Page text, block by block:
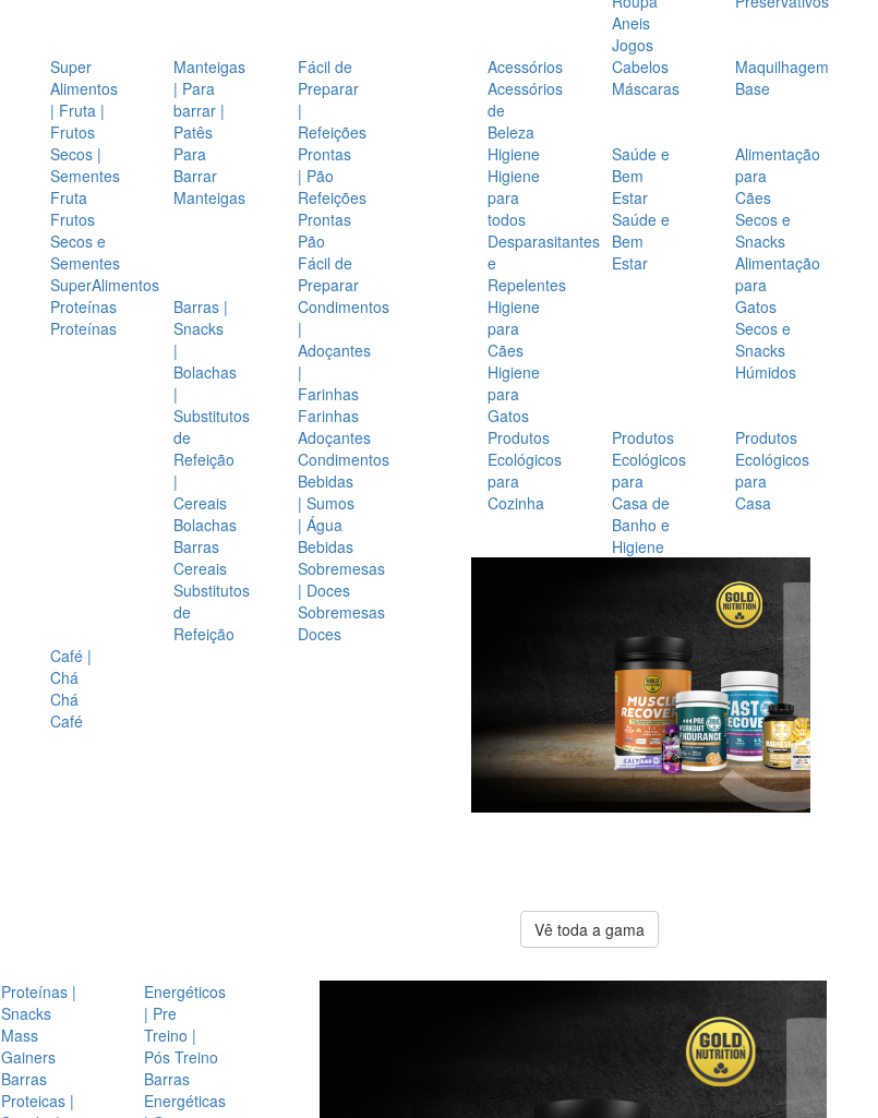
Aneis
Jogos
Super
Alimentos
| Fruta |
Frutos
Secos |
Sementes
Fruta
Frutos
Secos e
Sementes
SuperAlimentos
Manteigas
| Para
barrar |
Patês
Para
Barrar
Manteigas
Fácil de
Preparar
|
Refeições
Prontas
| Pão
Refeições
Prontas
Pão
Fácil de
Preparar
Proteínas
Proteínas
Barras |
Snacks
|
Bolachas
|
Substitutos
de
Refeição
|
Cereais
Bolachas
Barras
Cereais
Substitutos
de
Refeição
Condimentos
|
Adoçantes
|
Farinhas
Farinhas
Adoçantes
Condimentos
Bebidas
| Sumos
| Água
Bebidas
Sobremesas
| Doces
Sobremesas
Doces
Café |
Chá
Chá
Café
Acessórios
Acessórios
de
Beleza
Cabelos
Máscaras
Maquilhagem
Base
Higiene
Higiene
para
todos
Desparasitantes
e
Repelentes
Higiene
para
Cães
Higiene
para
Gatos
Saúde e
Bem
Estar
Saúde e
Bem
Estar
Alimentação
para
Cães
Secos e
Snacks
Alimentação
para
Gatos
Secos e
Snacks
Húmidos
Produtos
Ecológicos
para
Cozinha
Produtos
Ecológicos
para
Casa de
Banho e
Higiene
Produtos
Ecológicos
para
Casa
Vê toda a gama
Proteínas |
Snacks
Mass
Gainers
Barras
Proteicas |
Energéticos
| Pre
Treino |
Pós Treino
Barras
Energéticas